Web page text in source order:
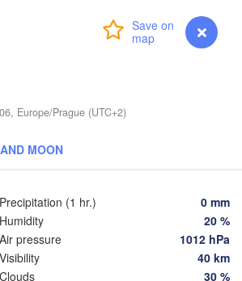
myVentusky Forecast
Europe/Prague (UTC+2)
MOON
Precipitation (1 hr.)
0 mm
Humidity
20 %
Air pressure
1012 hPa
Visibility
40 km
Clouds
30 %
Старый
(Stary
(Kursk)